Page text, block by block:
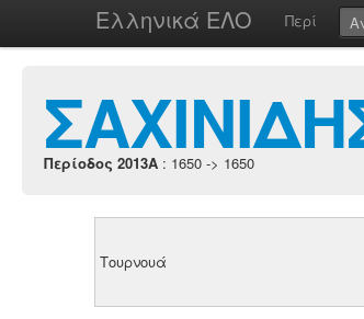
Ελληνικά ΕΛΟ Περί
Περίοδος 2013A : 1650 -> 1650
Τουρνουά